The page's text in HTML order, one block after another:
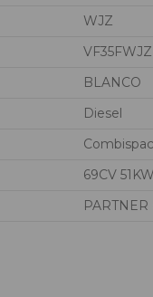
WJZ
BLANCO
Diesel
69CV 51KW
PARTNER